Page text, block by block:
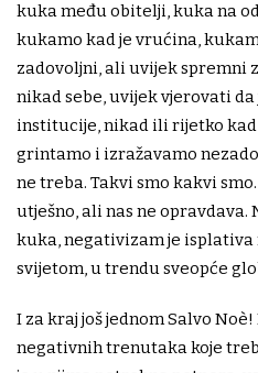
kuka među obitelji, kuka na
kukamo kad je vrućina,
zadovoljni, ali uvijek spremni
nikad sebe, uvijek vjerovati
institucije, nikad ili rijetko
grintamo i izražavamo
ne treba. Takvi smo kakvi
utješno, ali nas ne opravdava.
kuka, negativizam je isplativa
svijetom, u trendu sveopće
I za kraj još jednom Salvo
negativnih trenutaka koje